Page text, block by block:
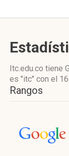
Itc.edu.co tiene
es "itc" con el
Rangos